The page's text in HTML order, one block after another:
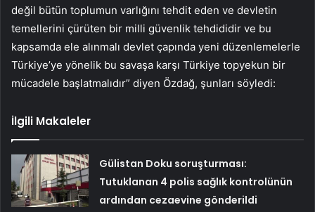
değil bütün toplumun varlığını tehdit eden ve devletin
temellerini çürüten bir milli güvenlik tehdididir ve bu
kapsamda ele alınmalı devlet çapında yeni düzenlemelerle
Türkiye’ye yönelik bu savaşa karşı Türkiye topyekun bir
mücadele başlatmalıdır” diyen Özdağ, şunları söyledi:
İlgili Makaleler
Gülistan Doku soruşturması:
Tutuklanan 4 polis sağlık kontrolünün
ardından cezaevine gönderildi